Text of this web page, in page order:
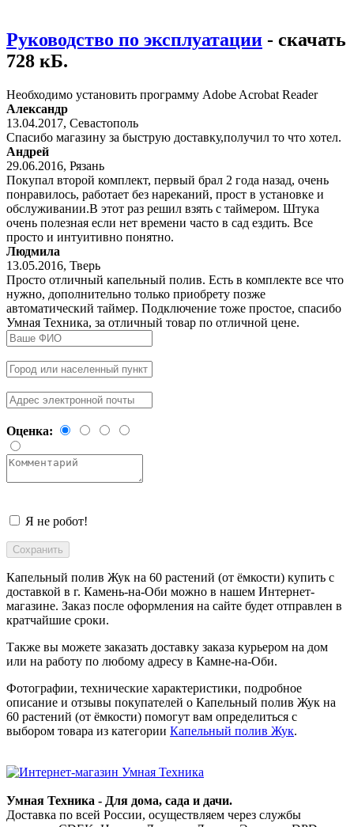
Руководство по эксплуатации - скачать
728 кБ.
Необходимо установить программу Adobe Acrobat Reader
Александр
13.04.2017, Севастополь
Спасибо магазину за быструю доставку,получил то что хотел.
Андрей
29.06.2016, Рязань
Покупал второй комплект, первый брал 2 года назад, очень
понравилось, работает без нареканий, прост в установке и
обслуживании.В этот раз решил взять с таймером. Штука
очень полезная если нет времени часто в сад ездить. Все
просто и интуитивно понятно.
Людмила
13.05.2016, Тверь
Просто отличный капельный полив. Есть в комплекте все что
нужно, дополнительно только приобрету позже
автоматический таймер. Подключение тоже простое, спасибо
Умная Техника, за отличный товар по отличной цене.
Оценка:
Я не робот!
Капельный полив Жук на 60 растений (от ёмкости) купить с
доставкой в г. Камень-на-Оби можно в нашем Интернет-
магазине. Заказ после оформления на сайте будет отправлен в
кратчайшие сроки.
Также вы можете заказать доставку заказа курьером на дом
или на работу по любому адресу в Камне-на-Оби.
Фотографии, технические характеристики, подробное
описание и отзывы покупателей о Капельный полив Жук на
60 растений (от ёмкости) помогут вам определиться с
выбором товара из категории Капельный полив Жук.
Умная Техника - Для дома, сада и дачи.
Доставка по всей России, осуществляем через службы